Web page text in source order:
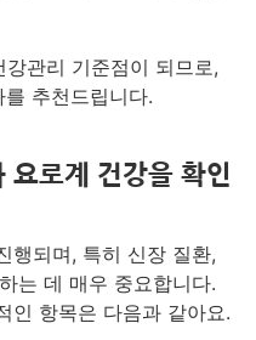
관리 기준점이 되므로,
추천드립니다.
요로계 건강을 확인
행되며, 특히 신장 질환,
는 데 매우 중요합니다.
인 항목은 다음과 같아요.